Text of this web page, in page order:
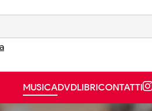
MUSICADVDLIBRICONTATTI